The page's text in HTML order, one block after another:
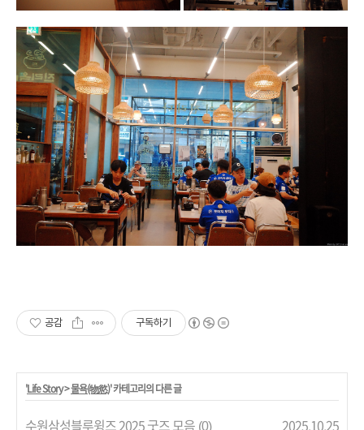
공감 구독하기
'Life Story>물욕(物慾)' 카테고리의 다른 글
수원삼성블루윙즈 2025 굿즈 모음 (0)
2025.10.25